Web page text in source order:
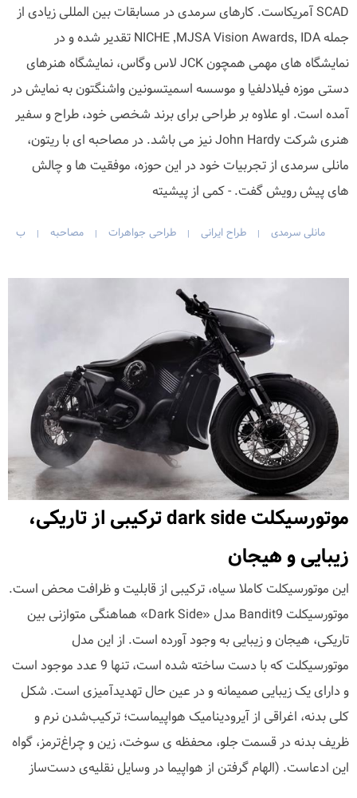
SCAD آمریکاست. کارهای سرمدی در مسابقات بین المللی زیادی از
جمله IDA ٬MJSA Vision Awards٬ NICHE تقدیر شده و در
نمایشگاه های مهمی همچون JCK لاس وگاس، نمایشگاه هنرهای
دستی موزه فیلادلفیا و موسسه اسمیتسونین واشنگتون به نمایش در
آمده است. او علاوه بر طراحی برای برند شخصی خود، طراح و سفیر
هنری شرکت John Hardy نیز می باشد. در مصاحبه ای با ریتون،
مانلی سرمدی از تجربیات خود در این حوزه، موفقیت ها و چالش
های پیش رویش گفت. - کمی از پیشیته
مانلی سرمدی | طراح ایرانی | طراحی جواهرات | مصاحبه | ب
موتورسیکلت dark side ترکیبی از تاریکی،
زیبایی و هیجان
این موتورسیکلت کاملا سیاه، ترکیبی از قابلیت و ظرافت محض است.
موتورسیکلت Bandit9 مدل «Dark Side» هماهنگی متوازنی بین
تاریکی، هیجان و زیبایی به وجود آورده است. از این مدل
موتورسیکلت که با دست ساخته شده است، تنها 9 عدد موجود است
و دارای یک زیبایی صمیمانه و در عین حال تهدیدآمیزی است. شکل
کلی بدنه، اغراقی از آیرودینامیک هواپیماست؛ ترکیب‌شدن نرم و
ظریف بدنه در قسمت جلو، محفظه ی سوخت، زین و چراغ‌ترمز، گواه
این ادعاست. (الهام گرفتن از هواپیما در وسایل نقلیه‌ی دست‌ساز